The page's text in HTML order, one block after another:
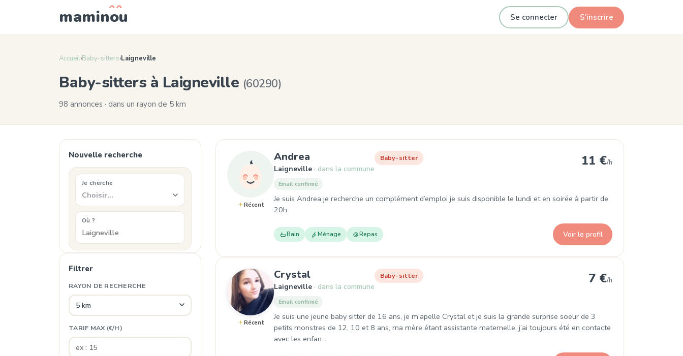
maminou Se connecter S'inscrire
Accueil›Baby-sitters›Laigneville
Baby-sitters à Laigneville (60290)
98 annonces · dans un rayon de 5 km
Nouvelle recherche
Je cherche
Choisir…
Où ?
Filtrer
RAYON DE RECHERCHE
TARIF MAX (€/H)
Récent
Andrea , Baby-sitter à Laigneville
Laigneville dans la commune
Baby-sitter 11 €/h
Email confirmé
Je suis Andrea je recherche un complément d’emploi je suis disponible le lundi et en soirée à partir de
20h
Bain Ménage Repas Voir le profil
Récent
Crystal, Baby-sitter à Laigneville
Laigneville dans la commune
Baby-sitter 7 €/h
Email confirmé
Je suis une jeune baby sitter de 16 ans, je m’apelle Crystal et je suis la grande surprise soeur de 3
petits monstres de 12, 10 et 8 ans, ma mère étant assistante maternelle, j’ai toujours été en contacte
avec les enfan…